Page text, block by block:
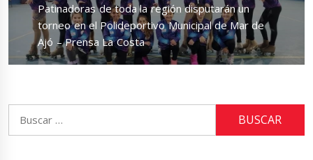
Next
post:
Patinadoras de toda la región disputarán un
torneo en el Polideportivo Municipal de Mar de
Ajó – Prensa La Costa